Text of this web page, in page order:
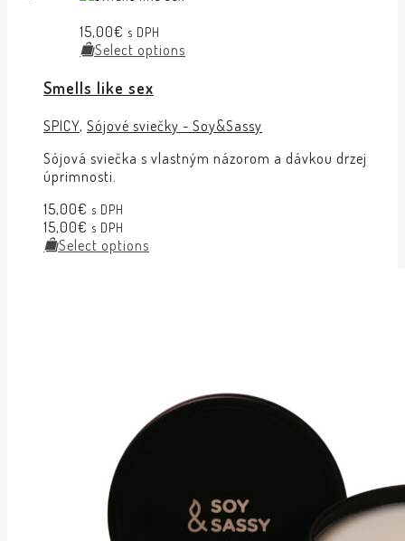
15,00€ s DPH
Select options
Smells like sex
SPICY, Sójové sviečky - Soy&Sassy
Sójová sviečka s vlastným názorom a dávkou drzej
úprimnosti.
15,00€ s DPH
15,00€ s DPH
Select options